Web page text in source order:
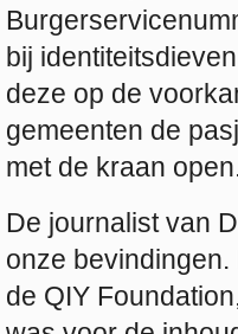
bij
deze op de
gemeenten de
met de kraan
De journalist van
onze
de QIY